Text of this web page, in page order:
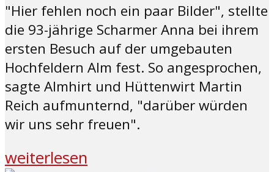
"Hier fehlen noch ein paar Bilder", stellte
die 93-jährige Scharmer Anna bei ihrem
ersten Besuch auf der umgebauten
Hochfeldern Alm fest. So angesprochen,
sagte Almhirt und Hüttenwirt Martin
Reich aufmunternd, "darüber würden
wir uns sehr freuen".
weiterlesen